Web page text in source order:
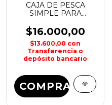
CAJA DE PESCA
SIMPLE PARA
WATERDOG
$16.000,00
$13.600,00 con
Transferencia o
depósito bancario
COMPRAR